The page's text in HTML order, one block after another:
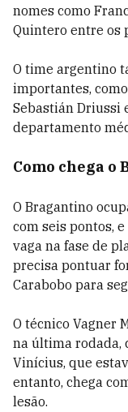
nomes como
Quintero entre os
O time argentino
importantes,
Sebastián Driussi
departamento
Como chega
O Bragantino
com seis pontos,
vaga na fase de
precisa pontuar
Carabobo para
O técnico Vagner
na última rodada,
Vinícius, que
entanto, chega
lesão.